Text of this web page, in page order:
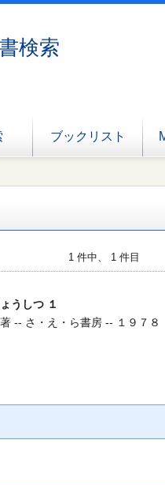
検索
ブックリスト
1 件中、 1 件目
うしつ １
-- さ・え・ら書房 -- １９７８